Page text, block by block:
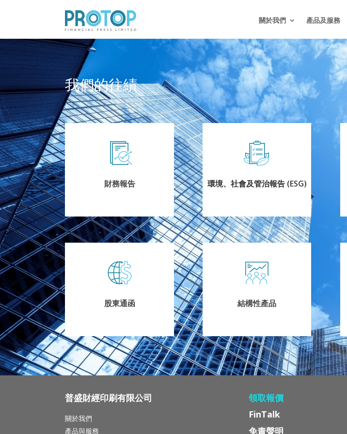
關於我們 產品及服務
我們的往績
財務報告 環境、社會及管治報告 (ESG)
股東通函 結構性產品
普盛財經印刷有限公司
關於我們
產品與服務
領取報價
FinTalk
免責聲明